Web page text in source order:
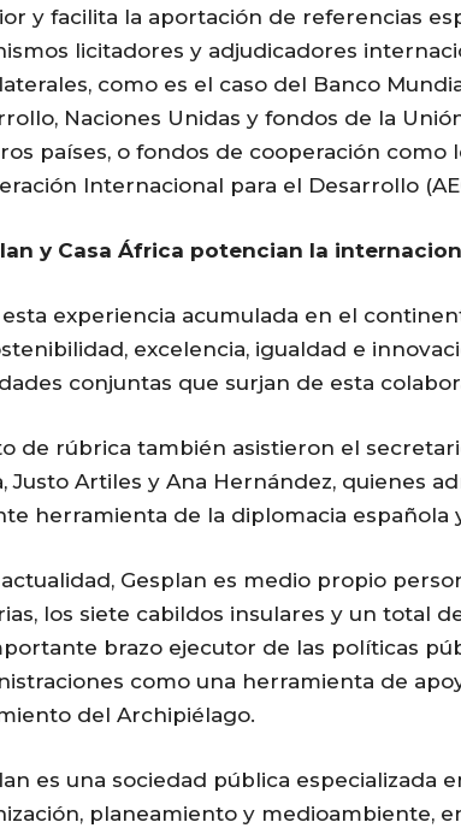
y facilita la aportación de referencias
licitadores y adjudicadores
como es el caso del Banco
Naciones Unidas y fondos de la
países, o fondos de cooperación como
Internacional para el Desarrollo
y Casa África potencian la
esta experiencia acumulada en el
excelencia, igualdad e
conjuntas que surjan de esta
de rúbrica también asistieron el
Justo Artiles y Ana Hernández, quienes
herramienta de la diplomacia española
actualidad, Gesplan es medio propio
los siete cabildos insulares y un total
brazo ejecutor de las políticas
como una herramienta de
del Archipiélago.
es una sociedad pública especializada
planeamiento y medioambiente,